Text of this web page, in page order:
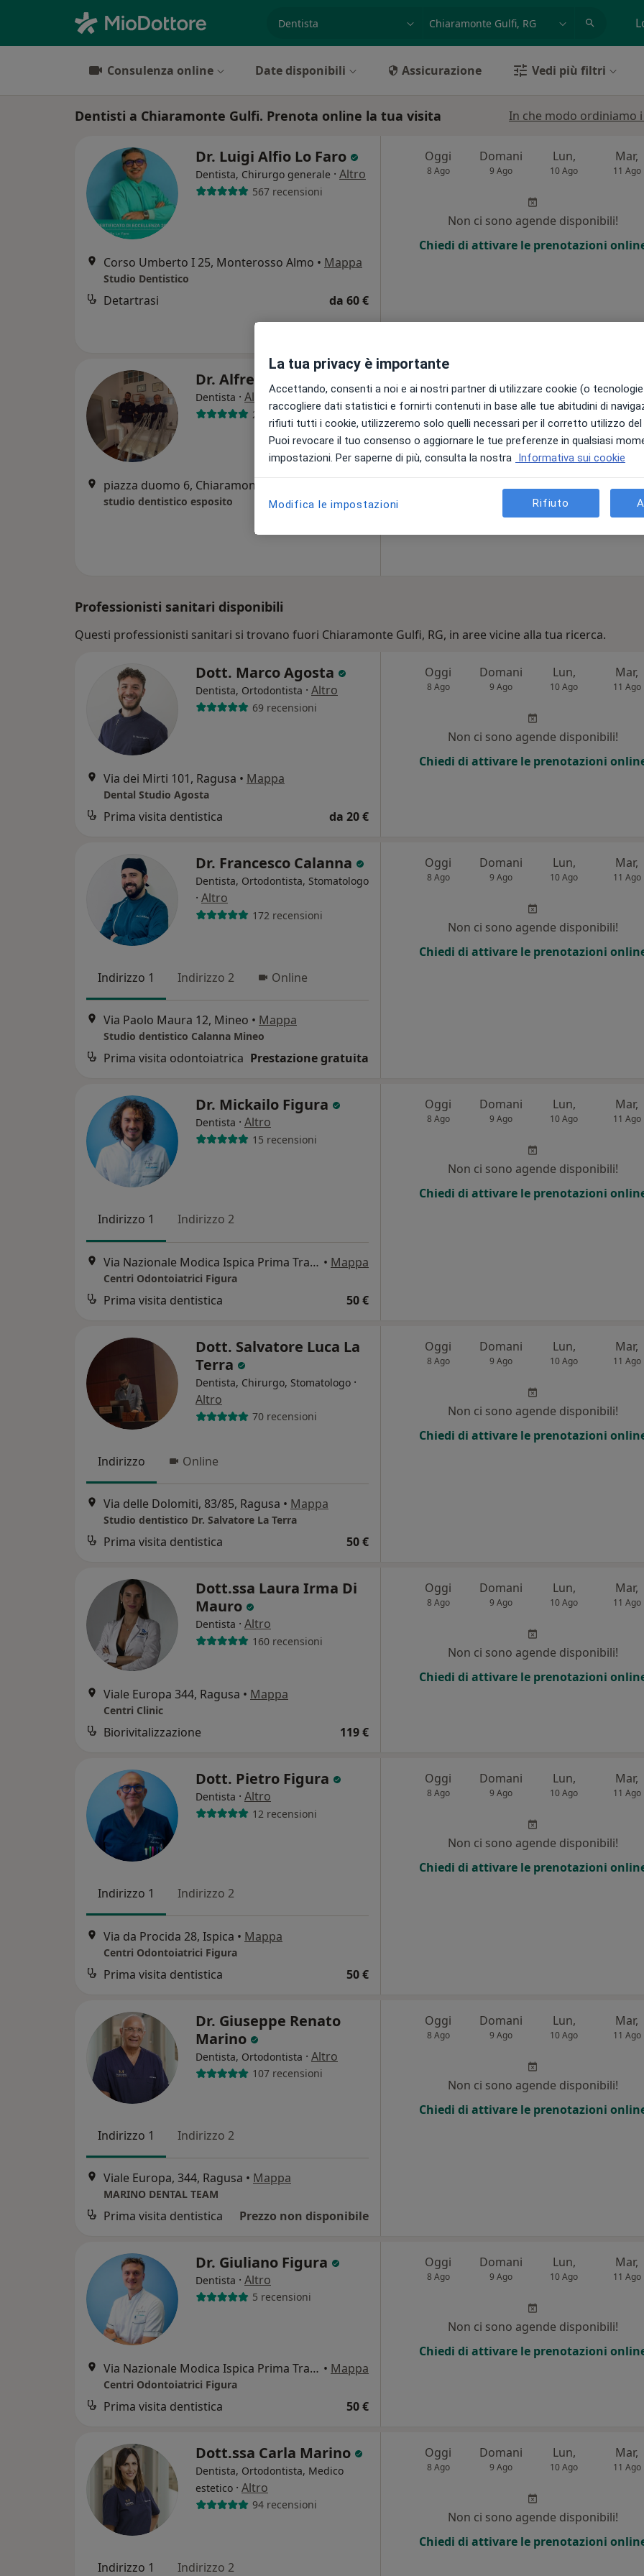
Consulenza online Date disponibili Assicurazione Vedi più filtri
Dentisti a Chiaramonte Gulfi. Prenota online la tua visita In che modo ordiniamo
Dr. Luigi Alfio Lo Faro
Dentista, Chirurgo generale · Altro
567 recensioni
Corso Umberto I 25, Monterosso Almo • Mappa
Studio Dentistico
Detartrasi da 60 €
Oggi
8 Ago
Domani
9 Ago
Lun,
10 Ago
Mar,
11 Ago
Non ci sono agende disponibili!
Chiedi di attivare le prenotazioni
Dr. Alfredo Esposito
Dentista · Altro
289 recensioni
piazza duomo 6, Chiaramonte Gulfi
studio dentistico esposito
8 Ago 9 Ago 10 Ago 11 Ago
Non ci sono agende disponibili!
Chiedi di attivare le prenotazioni online
Professionisti sanitari disponibili
Questi professionisti sanitari si trovano fuori Chiaramonte Gulfi, RG, in aree vicine alla tua ricerca.
Dott. Marco Agosta
Dentista, Ortodontista · Altro
69 recensioni
Via dei Mirti 101, Ragusa • Mappa
Dental Studio Agosta
Prima visita dentistica da 20 €
Oggi
8 Ago
Domani
9 Ago
Lun,
10 Ago
Mar,
11 Ago
Non ci sono agende disponibili!
Chiedi di attivare le prenotazioni
Dr. Francesco Calanna
Dentista, Ortodontista, Stomatologo
· Altro
172 recensioni
Indirizzo 1 Indirizzo 2 Online
Via Paolo Maura 12, Mineo • Mappa
Studio dentistico Calanna Mineo
Prima visita odontoiatrica Prestazione gratuita
Oggi
8 Ago
Domani
9 Ago
Lun,
10 Ago
Mar,
11 Ago
Non ci sono agende disponibili!
Chiedi di attivare le prenotazioni
Dr. Mickailo Figura
Dentista · Altro
15 recensioni
Indirizzo 1 Indirizzo 2
Via Nazionale Modica Ispica Prima Traversa, Modica • Mappa
Centri Odontoiatrici Figura
Prima visita dentistica 50 €
Oggi
8 Ago
Domani
9 Ago
Lun,
10 Ago
Mar,
11 Ago
Non ci sono agende disponibili!
Chiedi di attivare le prenotazioni
Dott. Salvatore Luca La
Terra
Dentista, Chirurgo, Stomatologo ·
Altro
70 recensioni
Indirizzo Online
Via delle Dolomiti, 83/85, Ragusa • Mappa
Studio dentistico Dr. Salvatore La Terra
Prima visita dentistica 50 €
Oggi
8 Ago
Domani
9 Ago
Lun,
10 Ago
Mar,
11 Ago
Non ci sono agende disponibili!
Chiedi di attivare le prenotazioni
Dott.ssa Laura Irma Di
Mauro
Dentista · Altro
160 recensioni
Viale Europa 344, Ragusa • Mappa
Centri Clinic
Biorivitalizzazione 119 €
Oggi
8 Ago
Domani
9 Ago
Lun,
10 Ago
Mar,
11 Ago
Non ci sono agende disponibili!
Chiedi di attivare le prenotazioni
Dott. Pietro Figura
Dentista · Altro
12 recensioni
Indirizzo 1 Indirizzo 2
Via da Procida 28, Ispica • Mappa
Centri Odontoiatrici Figura
Prima visita dentistica 50 €
Oggi
8 Ago
Domani
9 Ago
Lun,
10 Ago
Mar,
11 Ago
Non ci sono agende disponibili!
Chiedi di attivare le prenotazioni
Dr. Giuseppe Renato
Marino
Dentista, Ortodontista · Altro
107 recensioni
Indirizzo 1 Indirizzo 2
Viale Europa, 344, Ragusa • Mappa
MARINO DENTAL TEAM
Prima visita dentistica Prezzo non disponibile
Oggi
8 Ago
Domani
9 Ago
Lun,
10 Ago
Mar,
11 Ago
Non ci sono agende disponibili!
Chiedi di attivare le prenotazioni
Dr. Giuliano Figura
Dentista · Altro
5 recensioni
Via Nazionale Modica Ispica Prima Traversa, Modica • Mappa
Centri Odontoiatrici Figura
Prima visita dentistica 50 €
Oggi
8 Ago
Domani
9 Ago
Lun,
10 Ago
Mar,
11 Ago
Non ci sono agende disponibili!
Chiedi di attivare le prenotazioni
Dott.ssa Carla Marino
Dentista, Ortodontista, Medico
estetico · Altro
94 recensioni
Indirizzo 1 Indirizzo 2
Oggi
8 Ago
Domani
9 Ago
Lun,
10 Ago
Mar,
11 Ago
Non ci sono agende disponibili!
Chiedi di attivare le prenotazioni
La tua privacy è importante
Accettando, consenti a noi e ai nostri partner di utilizzare cookie (o
raccogliere dati statistici e fornirti contenuti in base alle tue abitudini di
rifiuti tutti i cookie, utilizzeremo solo quelli necessari per il corretto utilizzo
Puoi revocare il tuo consenso o aggiornare le tue preferenze in qualsiasi
impostazioni. Per saperne di più, consulta la nostra Informativa sui cookie
Modifica le impostazioni Rifiuto